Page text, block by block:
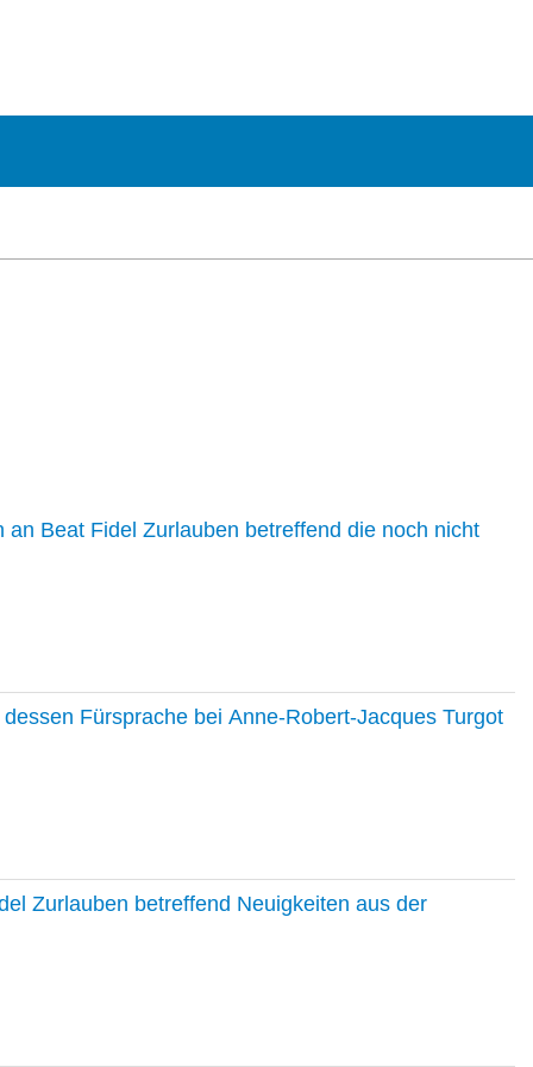
Beat Fidel Zurlauben betreffend die noch nicht
Fürsprache bei Anne-Robert-Jacques Turgot
Zurlauben betreffend Neuigkeiten aus der